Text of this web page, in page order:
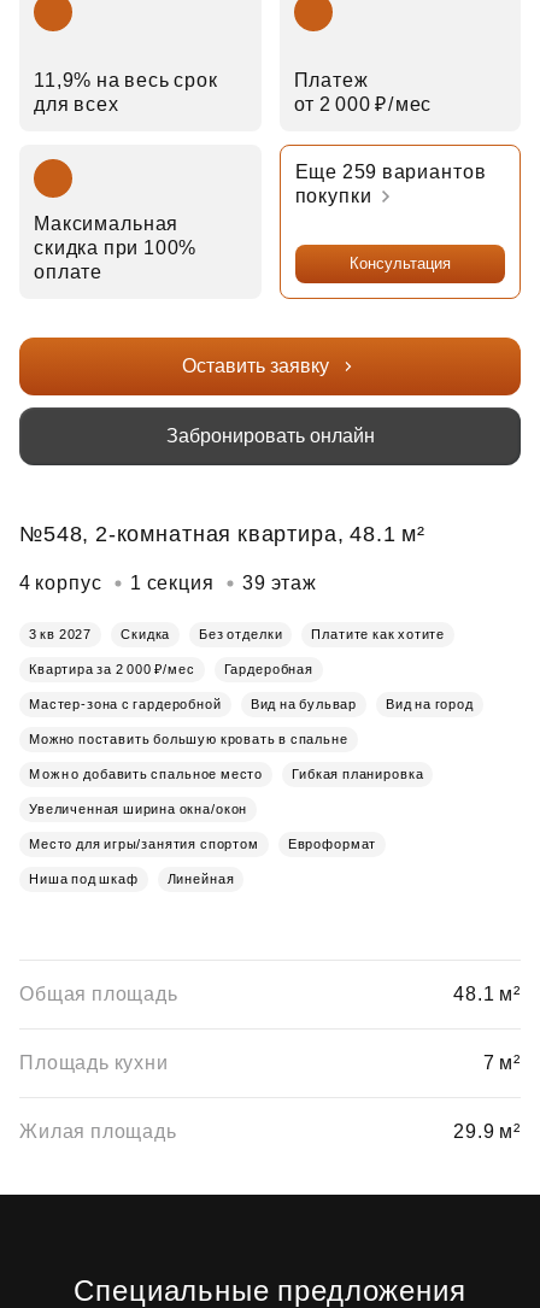
11,9% на весь срок
для всех
Платеж
от 2 000 ₽⁠/⁠мес
Максимальная
скидка при 100%
оплате
Еще 259 вариантов
покупки
Консультация
Оставить заявку
Забронировать онлайн
№548, 2-комнатная квартира, 48.1 м²
4 корпус 1 секция 39 этаж
3 кв 2027 Скидка Без отделки Платите как хотите
Квартира за 2 000 ₽/мес Гардеробная
Мастер-зона с гардеробной Вид на бульвар Вид на город
Можно поставить большую кровать в спальне
Можно добавить спальное место Гибкая планировка
Увеличенная ширина окна/окон
Место для игры/занятия спортом Евроформат
Ниша под шкаф Линейная
Общая площадь 48.1 м²
Площадь кухни 7 м²
Жилая площадь 29.9 м²
Специальные предложения